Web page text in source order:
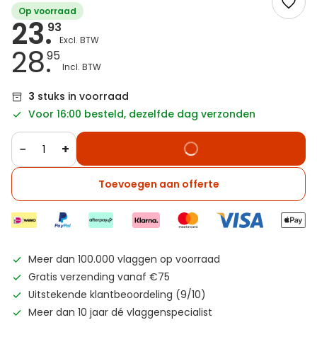
Op voorraad
23.93
28.95
3 stuks in voorraad
Voor 16:00 besteld, dezelfde dag verzonden
− +
Toevoegen aan offerte
Meer dan 100.000 vlaggen op voorraad
Gratis verzending vanaf €75
Uitstekende klantbeoordeling (9/10)
Meer dan 10 jaar dé vlaggenspecialist